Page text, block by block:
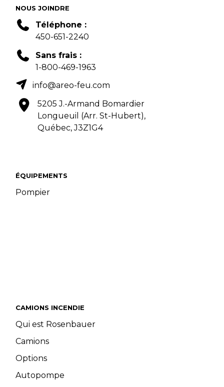
ÉQUIPEMENTS
Pompier
CAMIONS INCENDIE
Qui est Rosenbauer
Camions
Options
Autopompe
NOUS JOINDRE
Téléphone :
450-651-2240
Sans frais :
1-800-469-1963
info@areo-feu.com
5205 J.-Armand Bomardier
Longueuil (Arr. St-Hubert),
Québec, J3Z1G4